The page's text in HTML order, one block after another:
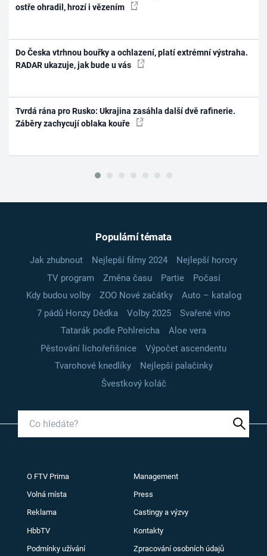
ostře ohradil, hrozí i vězením
Do Česka vtrhnou bouřky a ochlazení, platí extrémní výstraha.
RADAR ukazuje, jak bude u vás
Tvrdá rána pro Rusko: Ukrajina zasáhla další dvě rafinerie.
Záběry zachycují oblaka kouře
Populární témata
Jak zhubnout Nejlepší filmy 2024
Nejlepší horory
TV program
Změna času Partie
Počasí
Kdy budou volby
ZOO Nové začátky
Auto – katalog
7 pádů Honzy Dědka
Volby 2025
Svařené víno
Tatarák podle Pohlreicha
Aloe vera
Pěstování lichořeřišnice
Výpočet ascendentu
Tvarohové knedlíky
Nejlepší palačinky
Švestkový koláč
O FTV Prima Management
Volná místa Press
Reklama Castingy a výzvy
HbbTV Kontakty
Podmínky užívání Zpracování osobních údajů